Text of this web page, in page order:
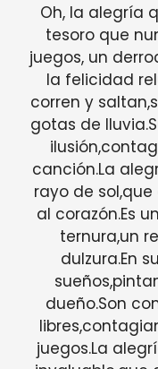
Oh, la alegría
tesoro que
juegos, un
la felicidad
corren y
gotas de
canción.La
rayo de
al corazón.Es
ternura,un
dulzura.En
dueño.Son
juegos.La